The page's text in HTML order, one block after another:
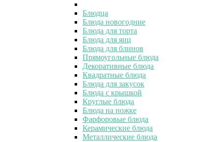
Блюдца
Блюда новогодние
Блюда для торта
Блюда для яиц
Блюда для блинов
Прямоугольные блюда
Декоративные блюда
Квадратные блюда
Блюда для закусок
Блюда с крышкой
Круглые блюда
Блюда на ножке
Фарфоровые блюда
Керамические блюда
Металлические блюда